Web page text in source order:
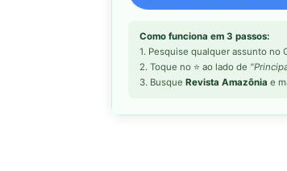
Como funciona em 3 passos:
1. Pesquise qualquer assunto no
2. Toque no ⭐ ao lado de
3. Busque Revista Amazônia e